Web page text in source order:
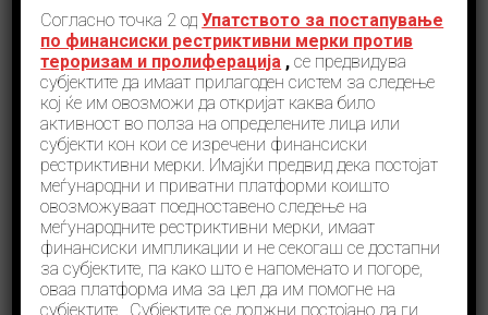
Прочитај повеќе
Република Северна Македонија
помеѓу најниско ризичните
држави согласно реномираниот
Базелски индекс за спречување
Согласно точка 2 одУпатството за постапување
по финансиски рестриктивни мерки против
тероризам и пролиферација , се предвидува
субјектите да имаат прилагоден систем за следење
кој ќе им овозможи да откријат каква било
активност во полза на определените лица или
субјекти кон кои се изречени финансиски
рестриктивни мерки. Имајќи предвид дека постојат
меѓународни и приватни платформи коишто
овозможуваат поедноставено следење на
меѓународните рестриктивни мерки, имаат
финансиски импликации и не секогаш се достапни
за субјектите, па како што е напоменато и погоре,
оваа платформа има за цел да им помогне на
субјектите. Субјектите се должни постојано да ги